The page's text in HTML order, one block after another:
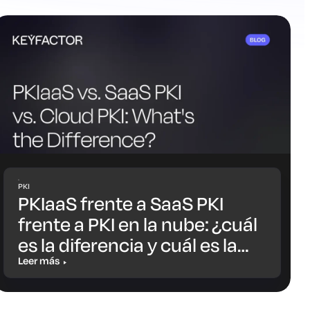
PKI
PKIaaS frente a SaaS PKI
frente a PKI en la nube: ¿cuál
es la diferencia y cuál es la
opción más adecuada para
ti?
Leer más